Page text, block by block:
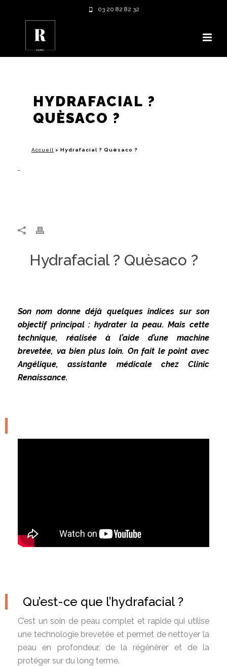
03 20 82 82 32
HYDRAFACIAL ?
QUÈSACO ?
Accueil > Hydrafacial ? Quèsaco ?
Hydrafacial ? Quèsaco ?
Son nom donne déjà quelques indices sur son
objectif principal : hydrater la peau. Mais cette
technique, réalisée à l’aide d’une machine
brevetée, va bien plus loin. On fait le point avec
Angélique, assistante médicale chez Clinic
Renaissance.
Qu’est-ce que l’hydrafacial ?
C’est un soin de peau complet et rapide qui utilise
une technologie brevetée et permet de nettoyer la
peau en profondeur, de la régénérer et de la
protéger sur du long terme.